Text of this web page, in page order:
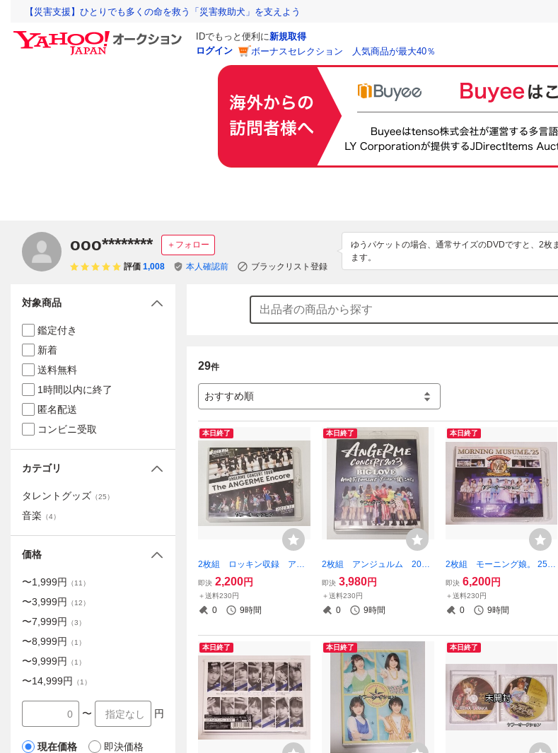
【災害支援】ひとりでも多くの命を救う「災害救助犬」を支えよう
IDでもっと便利に新規取得
ログイン
ボーナスセレクション 人気商品が最大40％
ooo******** ＋フォロー
評価 1,008 本人確認前 ブラックリスト登録
ゆうパケットの場合、通常サイズのDVDですと、2枚
ます。
29件
おすすめ順
本日終了
2枚組 ロッキン収録 アン
ジュルム コンサート ブル
ーレイ 2022 ハロプロ
即決 2,200円
＋送料230円
0 9時間
本日終了
2枚組 アンジュルム 2023
BIG LOVE 竹内朱莉 卒
業コンサート 卒コン 横浜
アリーナ ハロプロ ブルー
レイ
即決 3,980円
＋送料230円
0 9時間
本日終了
2枚組 モーニング娘。 25
コンサート ブルーレイ 20
25 羽賀朱音 横山玲奈 横
浜アリーナ ハロプロ
即決 6,200円
＋送料230円
0 9時間
本日終了 本日終了 本日終了
対象商品
鑑定付き
新着
送料無料
1時間以内に終了
匿名配送
コンビニ受取
カテゴリ
タレントグッズ （25）
音楽 （4）
価格
〜1,999円 （11 ）
〜3,999円 （12）
〜7,999円 （3）
〜8,999円 （1 ）
〜9,999円 （1 ）
〜14,999円 （1 ）
〜 円
現在価格 即決価格